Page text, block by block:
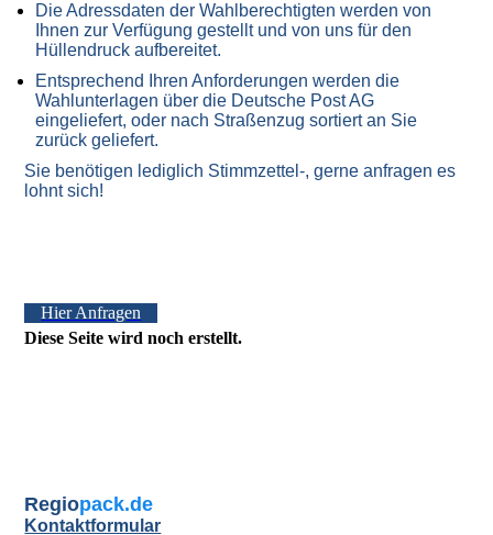
Die Adressdaten der Wahlberechtigten werden von
Ihnen zur Verfügung gestellt und von uns für den
Hüllendruck aufbereitet.
Entsprechend Ihren Anforderungen werden die
Wahlunterlagen über die Deutsche Post AG
eingeliefert, oder nach Straßenzug sortiert an Sie
zurück geliefert.
Sie benötigen lediglich Stimmzettel-, gerne anfragen es
lohnt sich!
Hier Anfragen
Diese Seite wird noch erstellt.
Regiopack.de
Kontaktformular